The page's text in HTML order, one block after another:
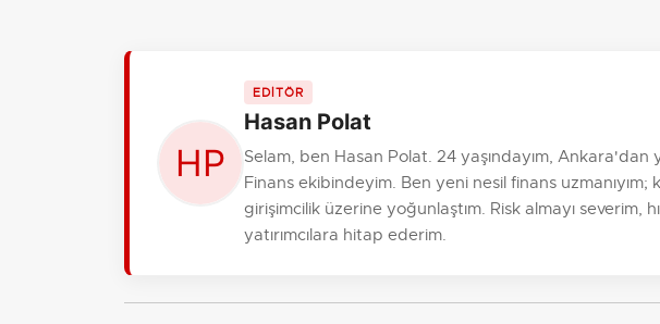
EDİTÖR
Hasan Polat
Selam, ben Hasan Polat. 24 yaşındayım, Ankara'dan
Finans ekibindeyim. Ben yeni nesil finans
girişimcilik üzerine yoğunlaştım. Risk almayı severim,
yatırımcılara hitap ederim.